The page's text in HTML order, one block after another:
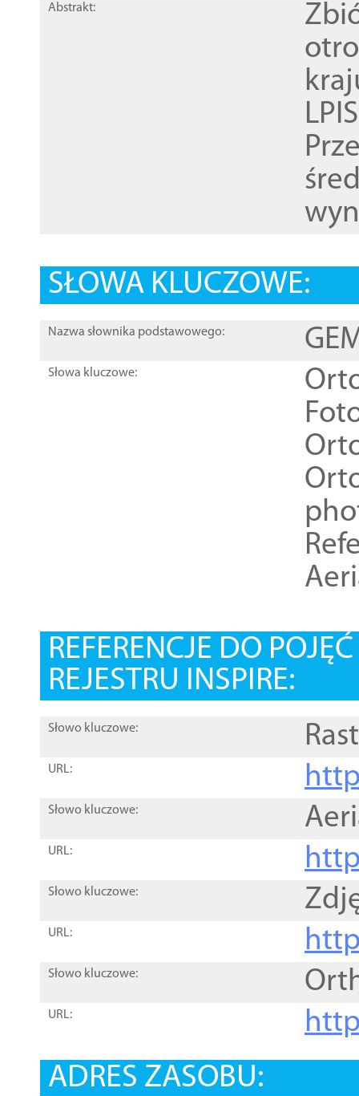
Abstrakt:
SŁOWA KLUCZOWE:
Nazwa słownika podstawowego:
Słowa kluczowe:
REFERENCJE DO
REJESTRU INSPIRE:
Słowo kluczowe:
URL:
Słowo kluczowe:
URL:
Słowo kluczowe:
URL:
Słowo kluczowe:
URL:
ADRES ZASOBU: